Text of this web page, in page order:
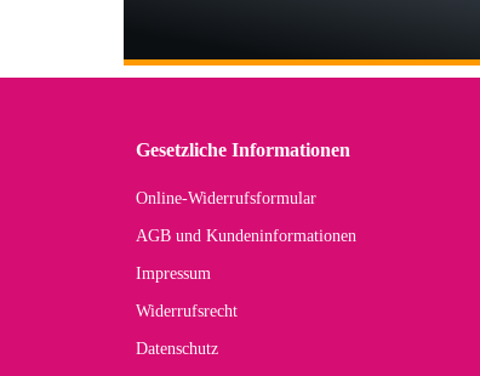
Gesetzliche Informationen
Online-Widerrufsformular
AGB und Kundeninformationen
Impressum
Widerrufsrecht
Datenschutz